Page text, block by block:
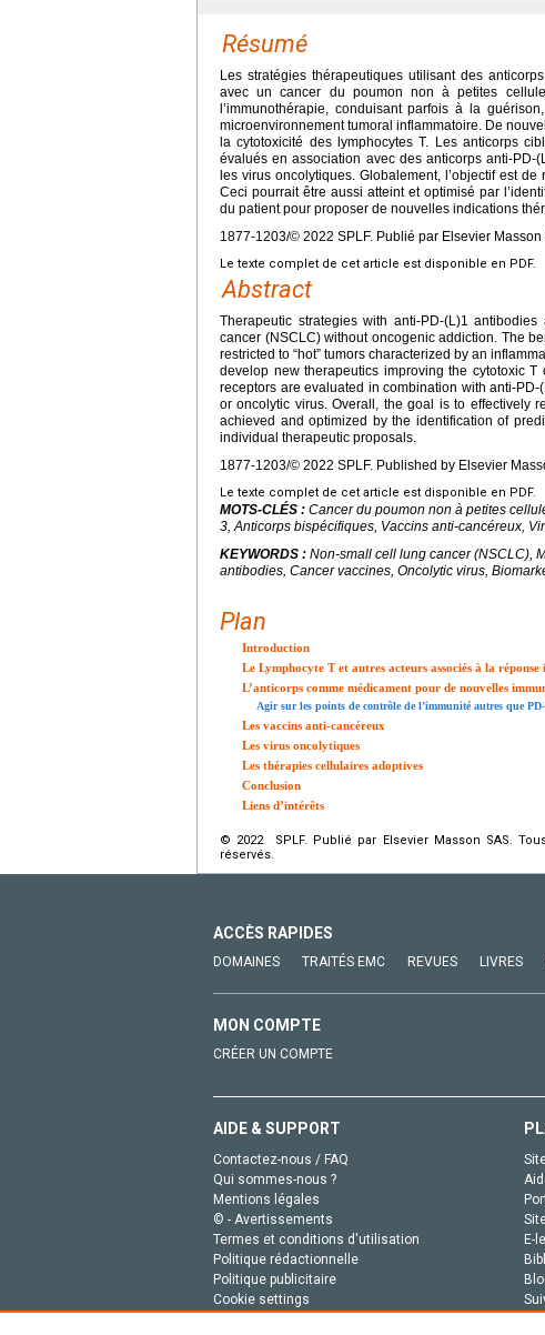
Résumé
Les stratégies thérapeutiques utilisant des
avec un cancer du poumon non à petites
l’immunothérapie, conduisant parfois à la
microenvironnement tumoral inflammatoire. De
la cytotoxicité des lymphocytes T. Les anticorps
évalués en association avec des anticorps anti-PD-
les virus oncolytiques. Globalement, l’objectif est
Ceci pourrait être aussi atteint et optimisé par
du patient pour proposer de nouvelles indications
1877-1203/© 2022 SPLF. Publié par Elsevier Masson
Le texte complet de cet article est disponible en PDF.
Abstract
Therapeutic strategies with anti-PD-(L)1
cancer (NSCLC) without oncogenic addiction. The
restricted to “hot” tumors characterized by an
develop new therapeutics improving the cytotoxic
receptors are evaluated in combination with anti-
or oncolytic virus. Overall, the goal is to effectively
achieved and optimized by the identification of
individual therapeutic proposals.
1877-1203/© 2022 SPLF. Published by Elsevier
Le texte complet de cet article est disponible en PDF.
MOTS-CLÉS : Cancer du poumon non à petites
3, Anticorps bispécifiques, Vaccins anti-cancéreux,
KEYWORDS : Non-small cell lung cancer (NSCLC),
antibodies, Cancer vaccines, Oncolytic virus,
Plan
Introduction
Le Lymphocyte T et autres acteurs associés à la
L’anticorps comme médicament pour de nouvelles
Agir sur les points de contrôle de l’immunité autres que
Les vaccins anti-cancéreux
Les virus oncolytiques
Les thérapies cellulaires adoptives
Conclusion
Liens d’intérêts
© 2022 SPLF. Publié par Elsevier Masson SAS.
réservés.
ACCÈS RAPIDES
DOMAINES TRAITÉS EMC REVUES LIVRES
MON COMPTE
CRÉER UN COMPTE
AIDE & SUPPORT
Contactez-nous / FAQ
Qui sommes-nous ?
Mentions légales
© - Avertissements
Termes et conditions d'utilisation
Politique rédactionnelle
Politique publicitaire
Cookie settings
E-